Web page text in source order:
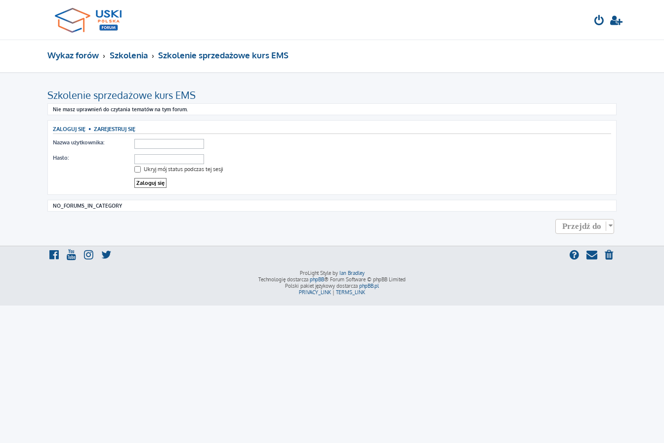
Wykaz forów Szkolenia Szkolenie sprzedażowe kurs EMS
Szkolenie sprzedażowe kurs EMS
Nie masz uprawnień do czytania tematów na tym forum.
ZALOGUJ SIĘ • ZAREJESTRUJ SIĘ
Nazwa użytkownika:
Hasło:
Ukryj mój status podczas tej sesji
NO_FORUMS_IN_CATEGORY
Przejdź do
ProLight Style by Ian Bradley
Technologię dostarcza phpBB® Forum Software © phpBB Limited
Polski pakiet językowy dostarcza phpBB.pl
PRIVACY_LINK | TERMS_LINK